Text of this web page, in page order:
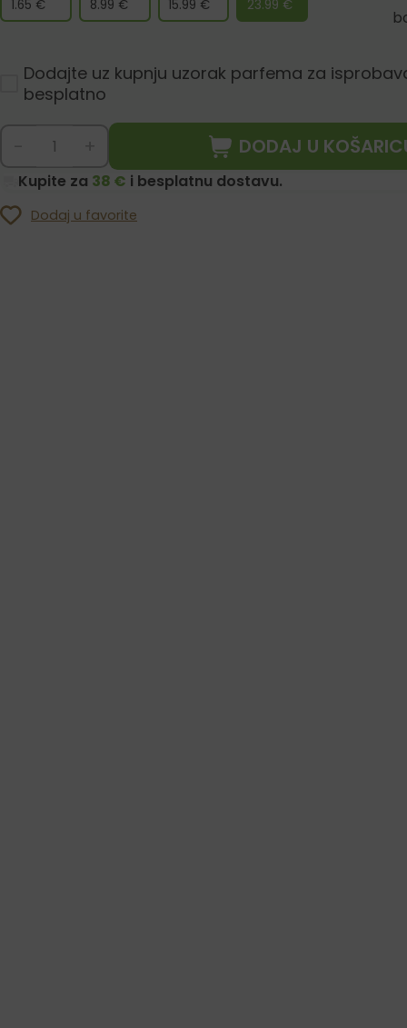
1.65 € 8.99 € 15.99 € 23.99 €
Dodajte uz kupnju uzorak parfema za
besplatno
DODAJ U
Kupite za 38 € i besplatnu dostavu.
Dodaj u favorite